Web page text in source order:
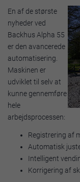
En af de største
nyheder ved
Backhus Alpha 55
er den avancerede
automatisering.
Maskinen er
udviklet til selv at
kunne gennemføre
hele
arbejdsprocessen:
Registrering af
Automatisk
Intelligent
Korrigering af